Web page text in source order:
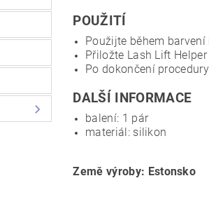
POUŽITÍ
Použijte během
Přiložte Lash Lift
Po dokončení
DALŠÍ INFORMACE
balení: 1 pár
materiál: silikon
Země výroby: Estonsko